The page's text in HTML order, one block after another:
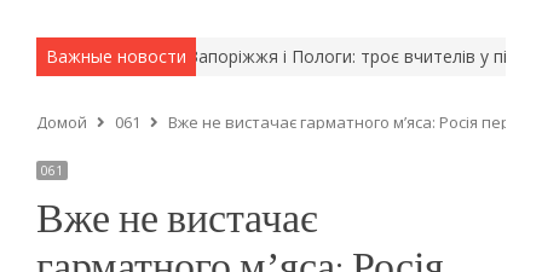
Важные новости
методы. Запоріжжя і Пологи: троє вчителів у
Домой 061 Вже не вистачає гарматного мʼяса: Росія
061
Вже не вистачає